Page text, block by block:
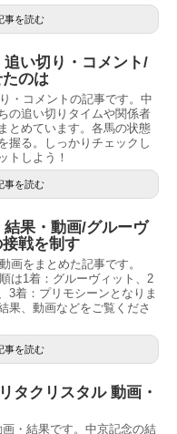
事を読む
追い切り・コメント/
のは
・コメントの記事です。中
の追い切りタイムや関係者
とめています。各馬の状態
握る。しっかりチェックし
トしよう！
事を読む
結果・動画/グルーヴ
戦を制す
画をまとめた記事です。
は1着：グルーヴィット、2
3着：プリモシーンとなりま
果、動画などをご覧くださ
事を読む
タクリスタル 動画・
画・結果です。中京記念の結